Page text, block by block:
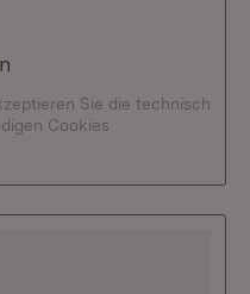
Sie die technisch
Cookies